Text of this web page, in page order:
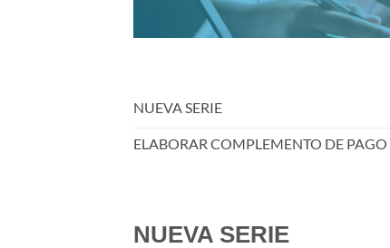
NUEVA SERIE
ELABORAR COMPLEMENTO DE PAGO
NUEVA SERIE